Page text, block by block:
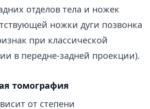
отделов тела и ножек
ножки дуги позвонка
при классической
в передне-задней проекции).
томография
от степени